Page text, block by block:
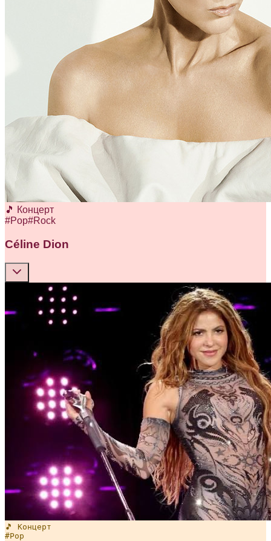
🎵 Концерт
#Pop#Rock
Céline Dion
🎵 Концерт
#Pop